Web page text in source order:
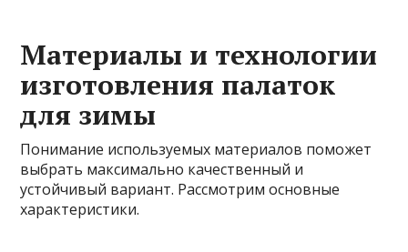
Материалы и технологии
изготовления палаток
для зимы
Понимание используемых материалов поможет
выбрать максимально качественный и
устойчивый вариант. Рассмотрим основные
характеристики.